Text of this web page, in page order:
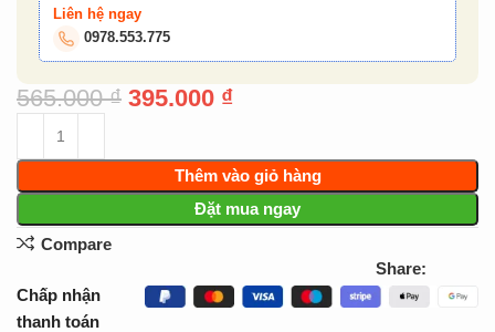
Liên hệ ngay
0978.553.775
565.000₫ 395.000 ₫
Thêm vào giỏ hàng
Đặt mua ngay
Compare
Share:
Chấp nhận
thanh toán